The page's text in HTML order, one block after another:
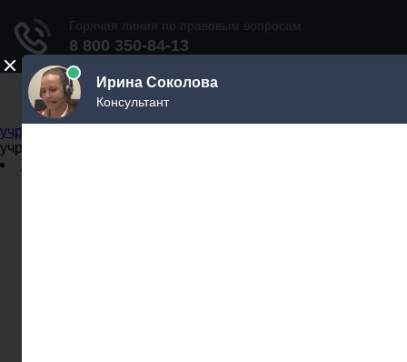
Не официальный справочник государственных
учреждений
учреждений
Задать вопрос юристу